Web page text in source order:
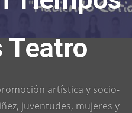
Teatro
artística y socio-
juventudes, mujeres y